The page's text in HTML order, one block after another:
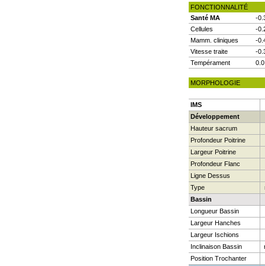
FONCTIONNALITÉ
Santé MA
-
Cellules
-
Mamm. cliniques
-
Vitesse traite
-
Tempérament
0.0
MORPHOLOGIE
IMS
Développement
Hauteur sacrum
Profondeur Poitrine
Largeur Poitrine
Profondeur Flanc
Ligne Dessus
Type
Bassin
Longueur Bassin
Largeur Hanches
Largeur Ischions
Inclinaison Bassin
Position Trochanter